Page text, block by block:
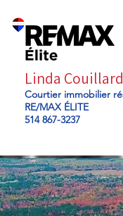
Linda Couillard
Courtier immobilier
RE/MAX ÉLITE
514 867-3237